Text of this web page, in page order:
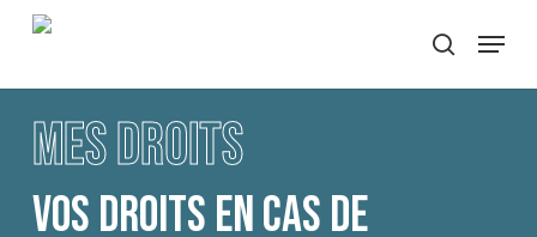
Skip
search
Menu
Mes droits
Vos droits en cas de